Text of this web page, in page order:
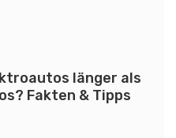
länger als
Fakten & Tipps